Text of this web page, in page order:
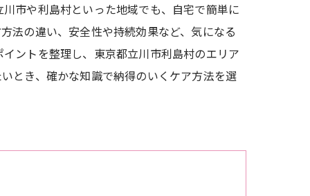
市や利島村といった地域でも、自宅で簡単に
法の違い、安全性や持続効果など、気になる
ントを整理し、東京都立川市利島村のエリア
とき、確かな知識で納得のいくケア方法を選